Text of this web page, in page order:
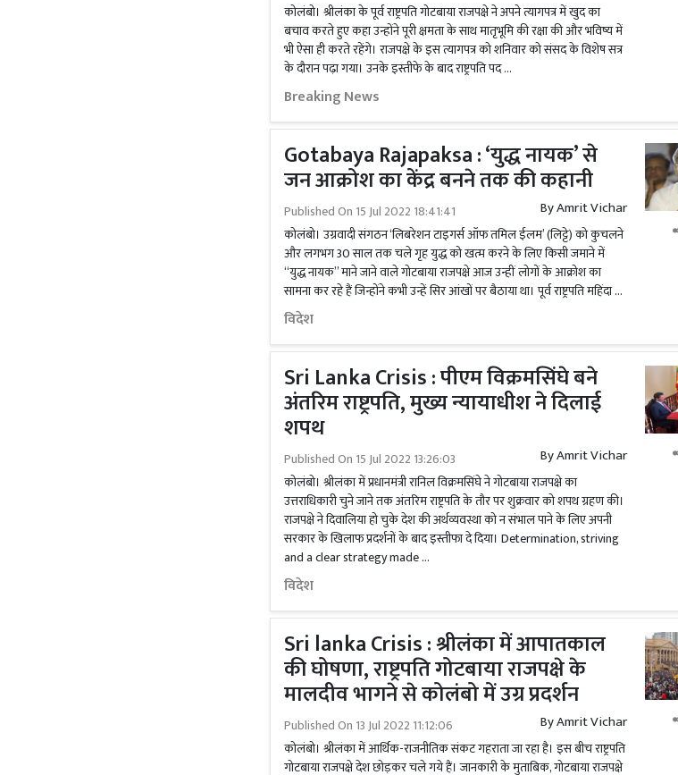
कोलंबो। श्रीलंका के पूर्व राष्ट्रपति गोटबाया राजपक्षे ने अपने त्यागपत्र में खुद का
बचाव करते हुए कहा उन्होंने पूरी क्षमता के साथ मातृभूमि की रक्षा की और भविष्य में
भी ऐसा ही करते रहेंगे। राजपक्षे के इस त्यागपत्र को शनिवार को संसद के विशेष सत्र
के दौरान पढ़ा गया। उनके इस्तीफे के बाद राष्ट्रपति पद …
Breaking News
Gotabaya Rajapaksa : ‘युद्ध नायक’ से
जन आक्रोश का केंद्र बनने तक की कहानी
Published On 15 Jul 2022 18:41:41 ByAmrit Vichar
कोलंबो। उग्रवादी संगठन ‘लिबरेशन टाइगर्स ऑफ तमिल ईलम’ (लिट्टे) को कुचलने
और लगभग 30 साल तक चले गृह युद्ध को खत्म करने के लिए किसी जमाने में
‘‘युद्ध नायक’’ माने जाने वाले गोटबाया राजपक्षे आज उन्हीं लोगों के आक्रोश का
सामना कर रहे हैं जिन्होंने कभी उन्हें सिर आंखों पर बैठाया था। पूर्व राष्ट्रपति महिंदा …
विदेश
Sri Lanka Crisis : पीएम विक्रमसिंघे बने
अंतरिम राष्ट्रपति, मुख्य न्यायाधीश ने दिलाई
शपथ
Published On 15 Jul 2022 13:26:03 ByAmrit Vichar
कोलंबो। श्रीलंका में प्रधानमंत्री रानिल विक्रमसिंघे ने गोटबाया राजपक्षे का
उत्तराधिकारी चुने जाने तक अंतरिम राष्ट्रपति के तौर पर शुक्रवार को शपथ ग्रहण की।
राजपक्षे ने दिवालिया हो चुके देश की अर्थव्यवस्था को न संभाल पाने के लिए अपनी
सरकार के खिलाफ प्रदर्शनों के बाद इस्तीफा दे दिया। Determination, striving
and a clear strategy made …
विदेश
Sri lanka Crisis : श्रीलंका में आपातकाल
की घोषणा, राष्ट्रपति गोटबाया राजपक्षे के
मालदीव भागने से कोलंबो में उग्र प्रदर्शन
Published On 13 Jul 2022 11:12:06 ByAmrit Vichar
कोलंबो। श्रीलंका में आर्थिक-राजनीतिक संकट गहराता जा रहा है। इस बीच राष्ट्रपति
गोटबाया राजपक्षे देश छोड़कर चले गये हैं। जानकारी के मुताबिक, गोटबाया राजपक्षे